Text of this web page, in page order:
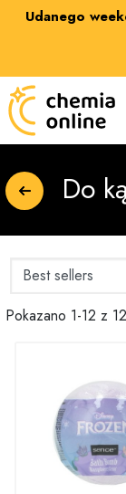
Udanego
Do
Pokazano 1-12 z